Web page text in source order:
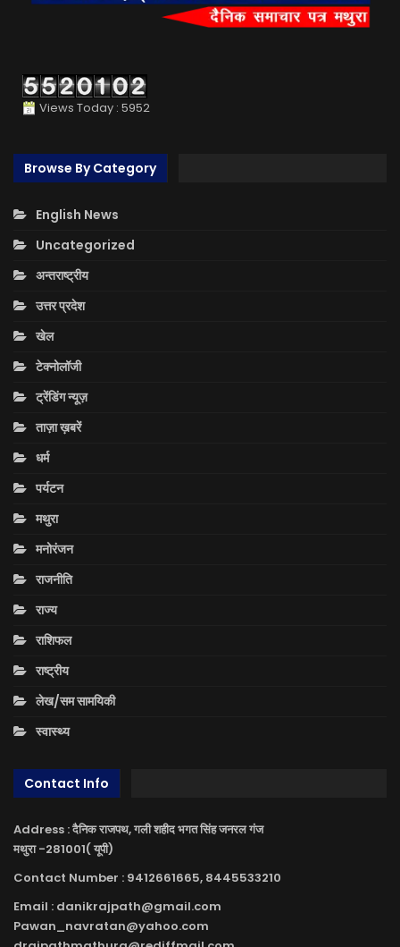
Views Today : 5952
Browse By Category
English News
Uncategorized
अन्तराष्ट्रीय
उत्तर प्रदेश
खेल
टेक्नोलॉजी
ट्रेंडिंग न्यूज़
ताज़ा ख़बरें
धर्म
पर्यटन
मथुरा
मनोरंजन
राजनीति
राज्य
राशिफल
राष्ट्रीय
लेख/सम सामयिकी
स्वास्थ्य
Contact Info
Address : दैनिक राजपथ, गली शहीद भगत सिंह जनरल गंज
मथुरा -281001( यूपी)
Contact Number : 9412661665, 8445533210
Email : danikrajpath@gmail.com
Pawan_navratan@yahoo.com